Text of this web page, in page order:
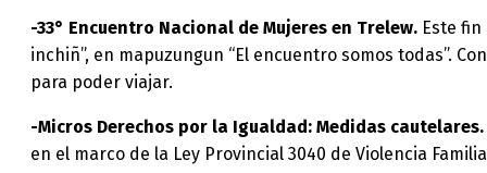
-33° Encuentro Nacional de Mujeres en Trelew. Este
inchiñ”, en mapuzungun “El encuentro somos todas”.
para poder viajar.
-Micros Derechos por la Igualdad: Medidas cautelares.
en el marco de la Ley Provincial 3040 de Violencia